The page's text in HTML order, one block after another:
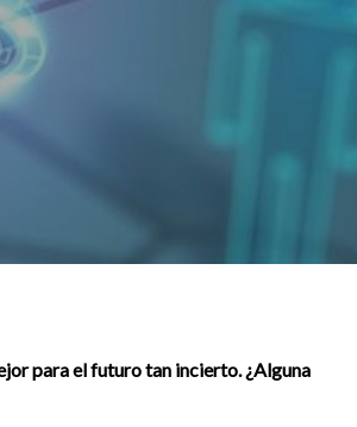
para el futuro tan incierto. ¿Alguna